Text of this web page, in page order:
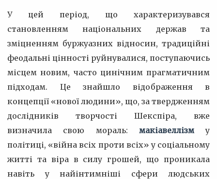
У цей період, що характеризувався
становленням національних держав та
зміцненням буржуазних відносин, традиційні
феодальні цінності руйнувалися, поступаючись
місцем новим, часто цинічним прагматичним
підходам. Це знайшло відображення в
концепції «нової людини», що, за твердженням
дослідників творчості Шекспіра, вже
визначила свою мораль: макіавеллізму
політиці, «війна всіх проти всіх» у соціальному
житті та віра в силу грошей, що проникала
навіть у найінтимніші сфери людських